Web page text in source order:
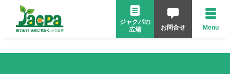
ジャクパの
広場
お問合せ Menu